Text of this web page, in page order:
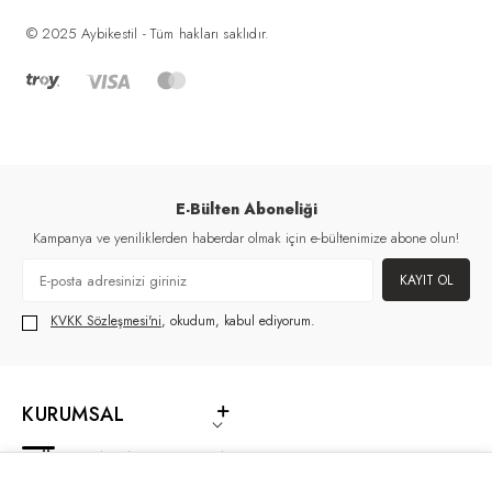
© 2025 Aybikestil - Tüm hakları saklıdır.
E-Bülten Aboneliği
Kampanya ve yeniliklerden haberdar olmak için e-bültenimize abone olun!
KAYIT OL
KVKK Sözleşmesi'ni, okudum, kabul ediyorum.
KURUMSAL
MÜŞTERI HIZMETLERI